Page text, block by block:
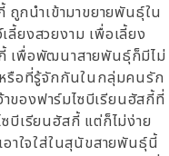
ถูกนำเข้ามาขยายพันธุ์ใน
ลี้ยงสวยงาม เพื่อเลี้ยง
เพื่อพัฒนาสายพันธุ์ก็มีไม่
รือที่รู้จักกันในกลุ่มคนรัก
ของฟาร์มไซบีเรียนฮัสกี้ที่
บีเรียนฮัสกี้ แต่ก็ไม่ง่าย
อาใจใส่ในสุนัขสายพันธุ์นี้